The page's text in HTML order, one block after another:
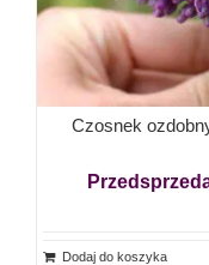
Czosnek
Dodaj do koszyka